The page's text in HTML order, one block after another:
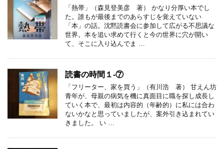
「熱帯」（森見登美彦 著） かなり分厚い本でし
た。誰もが最後までのあらすじを覚えていない
「本」の話。沈黙読書会に参加して広がる不思議な
世界。本を追い求めて行くと今の世界に穴が開い
て、そこに入り込んでま …
読書の時間１-⑦
「フリーター、家を買う」（有川浩 著） 甘えん坊
青年が、母親の病気を機に真面目に職を探し成長し
ていく本で、最初は内容的（年齢的）に私には合わ
ないかなと思っていましたが、案外引き込まれてい
きました。 い …